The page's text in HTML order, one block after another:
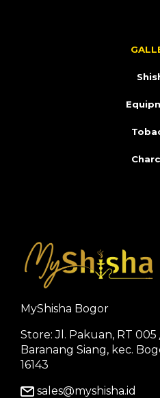
MyShisha Bogor
Store: Jl. Pakuan, RT
Baranang Siang, kec.
16143
sales@myshisha.id